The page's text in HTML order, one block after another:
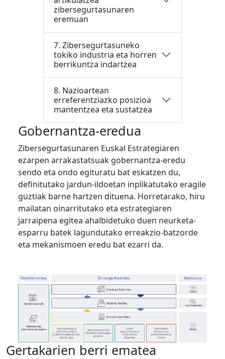
zibersegurtasunaren
eremuan
7. Zibersegurtasuneko
tokiko industria eta horren
berrikuntza indartzea
8. Nazioartean
erreferentziazko posizioa
mantentzea eta sustatzea
Gobernantza-eredua
Zibersegurtasunaren Euskal Estrategiaren
ezarpen arrakastatsuak gobernantza-eredu
sendo eta ondo egituratu bat eskatzen du,
definitutako jardun-ildoetan inplikatutako eragile
guztiak barne hartzen dituena. Horretarako, hiru
mailatan oinarritutako eta estrategiaren
jarraipena egitea ahalbidetuko duen neurketa-
esparru batek lagundutako erreakzio-batzorde
eta mekanismoen eredu bat ezarri da.
Gertakarien berri ematea